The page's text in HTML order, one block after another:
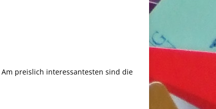
preislich interessantesten sind die